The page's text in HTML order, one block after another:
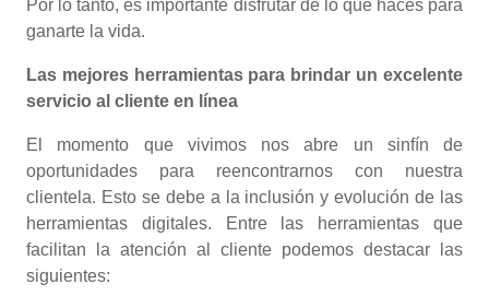
Por lo tanto, es importante disfrutar de lo que haces para
ganarte la vida.
Las mejores herramientas para brindar un excelente
servicio al cliente en línea
El momento que vivimos nos abre un sinfín de
oportunidades para reencontrarnos con nuestra
clientela. Esto se debe a la inclusión y evolución de las
herramientas digitales. Entre las herramientas que
facilitan la atención al cliente podemos destacar las
siguientes: